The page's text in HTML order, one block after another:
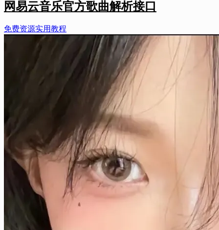
网易云音乐官方歌曲解析接口
免费资源实用教程